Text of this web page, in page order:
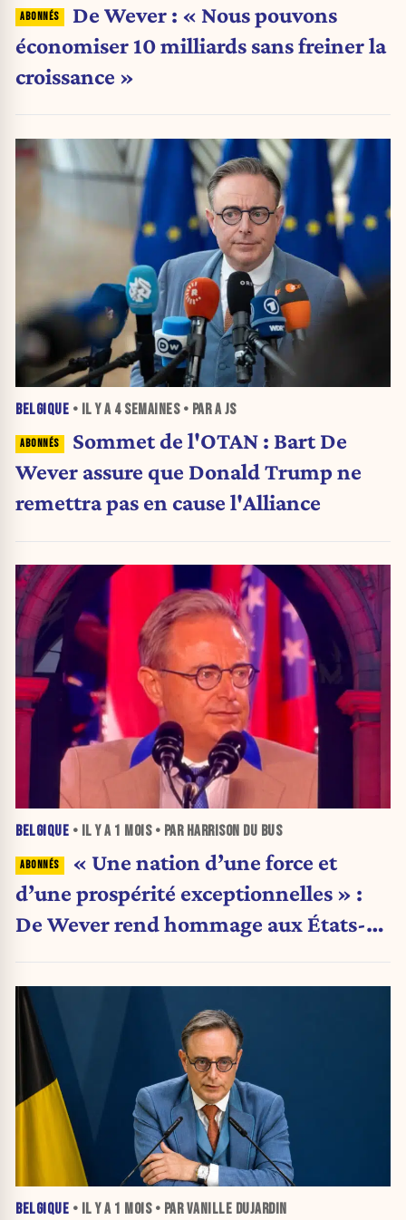
De Wever : « Nous pouvons
économiser 10 milliards sans freiner la
croissance »
BELGIQUE • IL Y A 4 SEMAINES• PAR A JS
Sommet de l'OTAN : Bart De
Wever assure que Donald Trump ne
remettra pas en cause l'Alliance
BELGIQUE • IL Y A 1 MOIS• PAR HARRISON DU BUS
« Une nation d’une force et
d’une prospérité exceptionnelles » :
De Wever rend hommage aux États-
BELGIQUE • IL Y A 1 MOIS• PAR VANILLE DUJARDIN